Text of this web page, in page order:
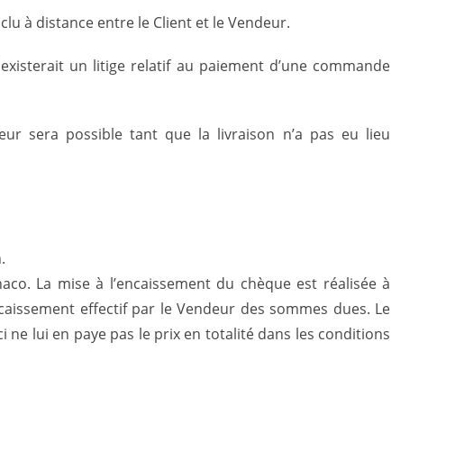
à distance entre le Client et le Vendeur.
un litige relatif au paiement d’une commande
sera possible tant que la livraison n’a pas eu lieu
La mise à l’encaissement du chèque est réalisée à
effectif par le Vendeur des sommes dues. Le
ne lui en paye pas le prix en totalité dans les conditions